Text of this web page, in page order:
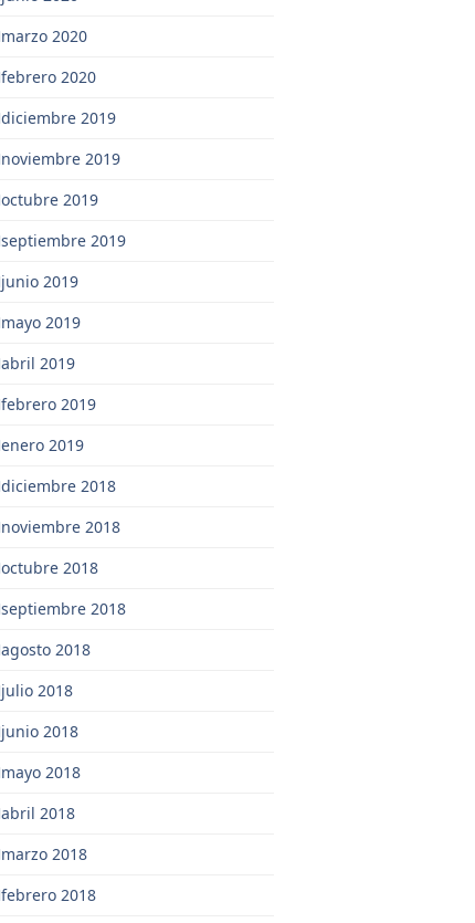
marzo 2020
febrero 2020
diciembre 2019
noviembre 2019
octubre 2019
septiembre 2019
junio 2019
mayo 2019
abril 2019
febrero 2019
enero 2019
diciembre 2018
noviembre 2018
octubre 2018
septiembre 2018
agosto 2018
julio 2018
junio 2018
mayo 2018
abril 2018
marzo 2018
febrero 2018